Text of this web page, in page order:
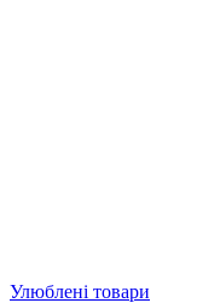
Улюблені товари